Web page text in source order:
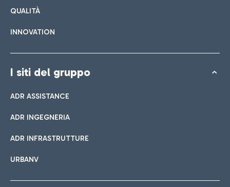
QUALITÀ
INNOVATION
I siti del gruppo
ADR ASSISTANCE
ADR INGEGNERIA
ADR INFRASTRUTTURE
URBANV